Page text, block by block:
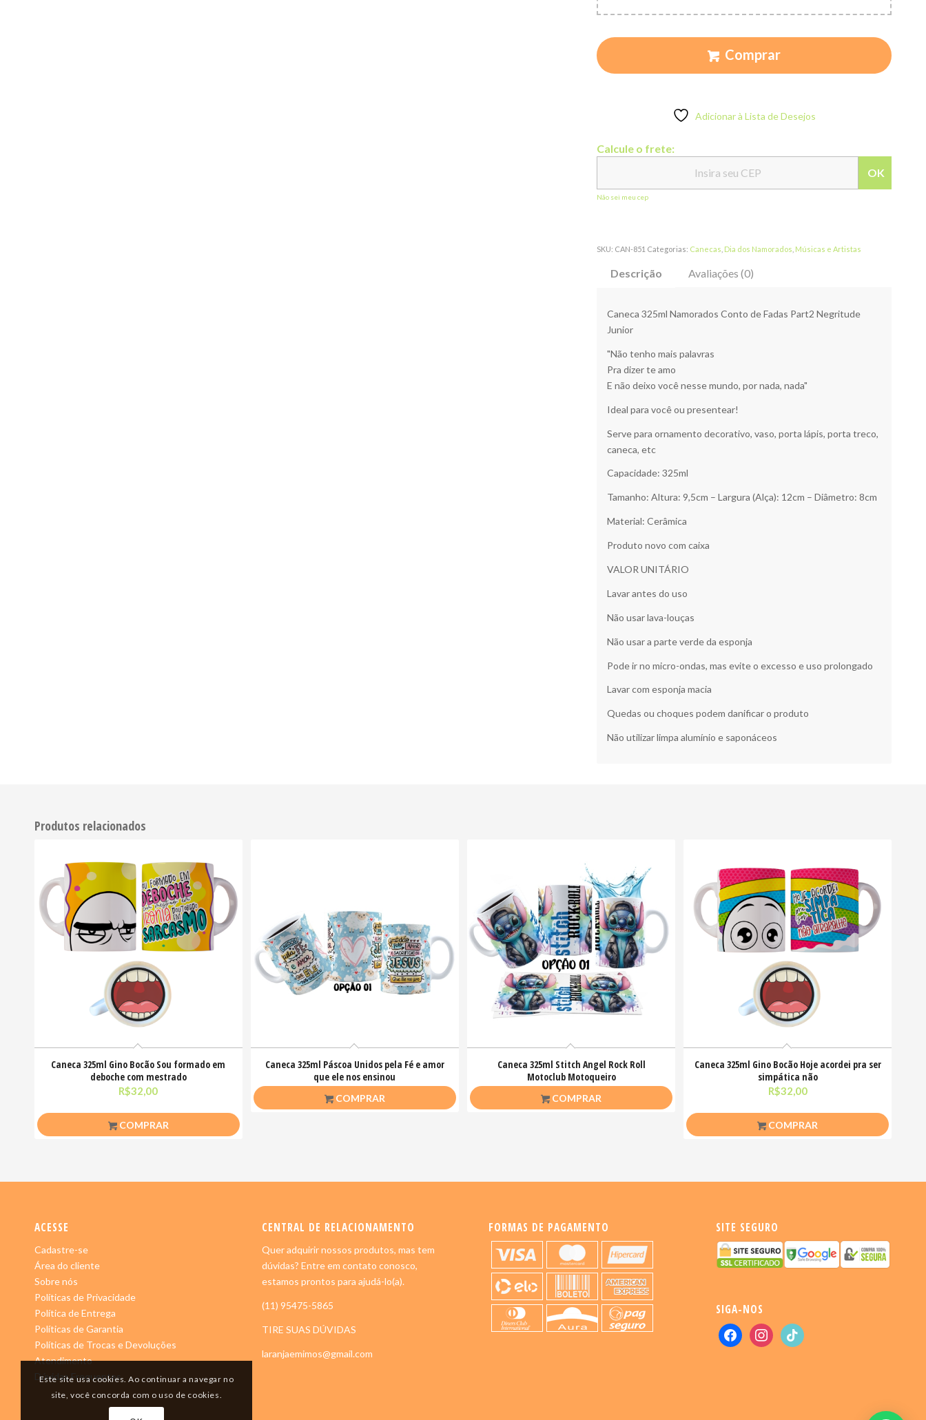
Comprar
Adicionar à Lista de Desejos
Calcule o frete:
OK
Não sei meu cep
SKU: CAN-851 Categorias: Canecas Dia dos Namorados Músicas e Artistas
Descrição Avaliações (0)
Caneca 325ml Namorados Conto de Fadas Part2 Negritude
Junior
"Não tenho mais palavras
Pra dizer te amo
E não deixo você nesse mundo, por nada, nada"
Ideal para você ou presentear!
Serve para ornamento decorativo, vaso, porta lápis, porta treco,
caneca, etc
Capacidade: 325ml
Tamanho: Altura: 9,5cm – Largura (Alça): 12cm – Diâmetro: 8cm
Material: Cerâmica
Produto novo com caixa
VALOR UNITÁRIO
Lavar antes do uso
Não usar lava-louças
Não usar a parte verde da esponja
Pode ir no micro-ondas, mas evite o excesso e uso prolongado
Lavar com esponja macia
Quedas ou choques podem danificar o produto
Não utilizar limpa alumínio e saponáceos
Produtos relacionados
Caneca 325ml Gino Bocão Sou formado em
deboche com mestrado
R$32,00
COMPRAR
Caneca 325ml Páscoa Unidos pela Fé e amor
que ele nos ensinou
COMPRAR
Caneca 325ml Stitch Angel Rock Roll
Motoclub Motoqueiro
COMPRAR
Caneca 325ml Gino Bocão Hoje acordei pra ser
simpática não
R$32,00
COMPRAR
ACESSE
Cadastre-se
Área do cliente
Sobre nós
Políticas de Privacidade
Política de Entrega
Políticas de Garantia
Políticas de Trocas e Devoluções
Atendimento
Dúvidas Frequentes
CENTRAL DE RELACIONAMENTO
Quer adquirir nossos produtos, mas tem
dúvidas? Entre em contato conosco,
estamos prontos para ajudá-lo(a).
(11) 95475-5865
TIRE SUAS DÚVIDAS
laranjaemimos@gmail.com
FORMAS DE PAGAMENTO SITE SEGURO
SIGA-NOS
Este site usa cookies. Ao continuar a navegar no
site, você concorda com o uso de cookies.